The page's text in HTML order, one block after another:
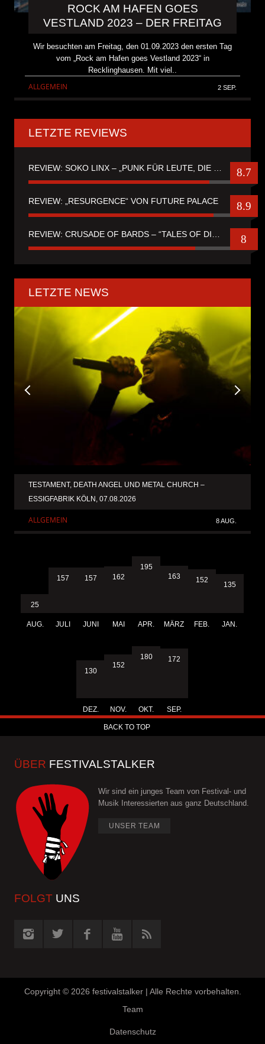
ROCK AM HAFEN GOES
VESTLAND 2023 – DER FREITAG
Wir besuchten am Freitag, den 01.09.2023 den ersten Tag
vom „Rock am Hafen goes Vestland 2023“ in
Recklinghausen. Mit viel..
ALLGEMEIN 2 SEP.
LETZTE REVIEWS
8.7
REVIEW: „RESURGENCE“ VON FUTURE PALACE 8.9
8
LETZTE NEWS
TESTAMENT, DEATH ANGEL UND METAL CHURCH –
ESSIGFABRIK KÖLN, 07.08.2026
ALLGEMEIN 8 AUG.
25
AUG.
157
JULI
157
JUNI
162
MAI
195
APR.
163
MÄRZ
152
FEB.
135
JAN.
130
DEZ.
152
NOV.
180
OKT.
172
SEP.
BACK TO TOP
ÜBER FESTIVALSTALKER
Wir sind ein junges Team von Festival- und
Musik Interessierten aus ganz Deutschland.
UNSER TEAM
FOLGT UNS
Copyright © 2026 festivalstalker | Alle Rechte vorbehalten.
Team
Datenschutz